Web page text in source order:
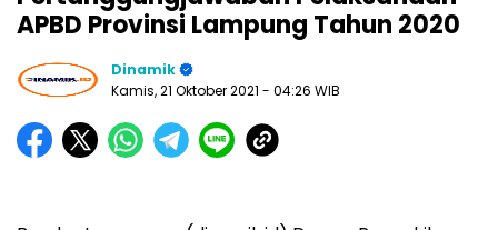
APBD Provinsi Lampung Tahun 2020
Dinamik
Kamis, 21 Oktober 2021 - 04:26 WIB